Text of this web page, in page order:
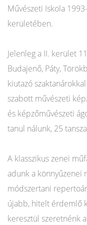
Művészeti Iskola
kerületében.
Jelenleg a II. kerület
Budajenő, Páty,
kiutazó
szabott művészeti
és képzőművészeti
tanul nálunk, 25
A klasszikus zenei
adunk a könnyűzenei
módszertani
újabb, hitelt érdemlő
keresztül szeretnénk